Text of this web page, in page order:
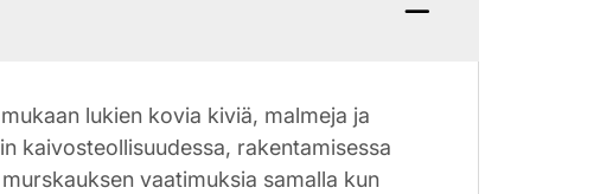
lukien kovia kiviä, malmeja ja
kaivosteollisuudessa, rakentamisessa
vaatimuksia samalla kun